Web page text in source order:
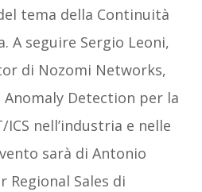
tema della Continuità
A seguire Sergio Leoni,
di Nozomi Networks,
Detection per la
nell’industria e nelle
sarà di Antonio
Regional Sales di